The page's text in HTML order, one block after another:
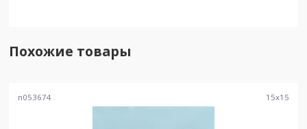
Похожие товары
n053674 15x15